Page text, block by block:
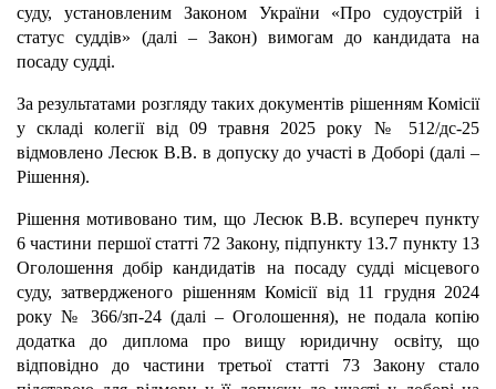
суду, установленим Законом України «Про судоустрій і
статус суддів» (далі – Закон) вимогам до кандидата на
посаду судді.
За результатами розгляду таких документів рішенням Комісії
у складі колегії від 09 травня 2025 року № 512/дс-25
відмовлено Лесюк В.В. в допуску до участі в Доборі (далі –
Рішення).
Рішення мотивовано тим, що Лесюк В.В. всупереч пункту
6 частини першої статті 72 Закону, підпункту 13.7 пункту 13
Оголошення добір кандидатів на посаду судді місцевого
суду, затвердженого рішенням Комісії від 11 грудня 2024
року № 366/зп-24 (далі – Оголошення), не подала копію
додатка до диплома про вищу юридичну освіту, що
відповідно до частини третьої статті 73 Закону стало